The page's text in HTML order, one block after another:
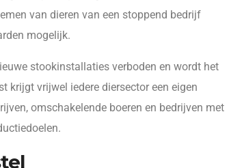
van dieren van een stoppend bedrijf
mogelijk.
stookinstallaties verboden en wordt het
krijgt vrijwel iedere diersector een eigen
omschakelende boeren en bedrijven met